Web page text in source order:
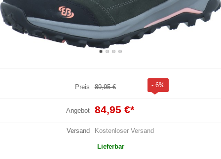
Preis 89,95 € - 6%
Angebot 84,95 €*
Versand Kostenloser Versand
Lieferbar